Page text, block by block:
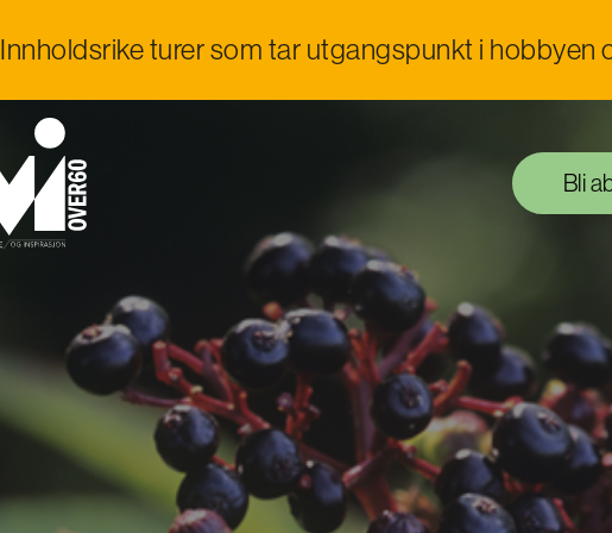
Innholdsrike turer som tar utgangspunkt i hobbyen
Bli